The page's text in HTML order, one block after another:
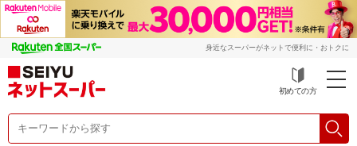
身近なスーパーがネットで便利に・おトクに
初めての方